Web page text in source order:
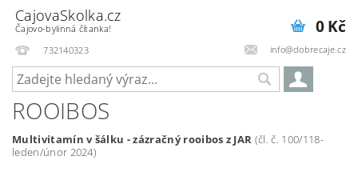
CajovaSkolka.cz
Čajovo-bylinná čítanka!
732140323
info@dobrecaje.cz
0 Kč
ROOIBOS
Multivitamín v šálku - zázračný rooibos z JAR (čl. č. 100/118-
leden/únor 2024)